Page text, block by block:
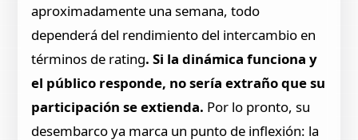
aproximadamente una semana, todo
dependerá del rendimiento del intercambio en
términos de rating. Si la dinámica funciona y
el público responde, no sería extraño que su
participación se extienda. Por lo pronto, su
desembarco ya marca un punto de inflexión: la